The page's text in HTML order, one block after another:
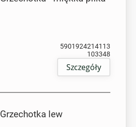
5901924214113
103348
Szczegóły
Grzechotka lew